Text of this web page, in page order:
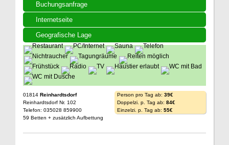
Buchungsanfrage
Internetseite
Geografische Lage
01814 Reinhardtsdorf
Reinhardtsdorf Nr. 102
Telefon: 035028 859900
59 Betten + zusätzlich Aufbettung
Person pro Tag ab: 39€
Doppelzi. p. Tag ab: 84€
Einzelzi. p. Tag ab: 55€